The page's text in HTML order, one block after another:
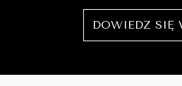
DOWIEDZ SIĘ